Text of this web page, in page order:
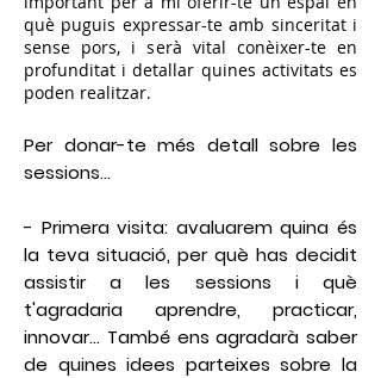
què puguis expressar-te amb sinceritat i
sense pors, i serà vital conèixer-te en
profunditat i detallar quines activitats es
poden realitzar.
Per donar-te més detall sobre les
sessions...
- Primera visita: avaluarem quina és
la teva situació, per què has decidit
assistir a les sessions i què
t'agradaria aprendre, practicar,
innovar... També ens agradarà saber
de quines idees parteixes sobre la